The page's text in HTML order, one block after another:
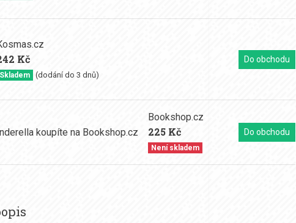
Kč
Skladem (dodání do 3 dnů)
Do obchodu
Bookshop.cz
225 Kč
Není skladem
Do obchodu